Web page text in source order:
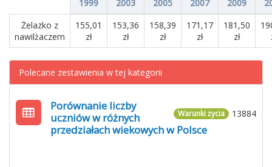
1999
2003 2005 2007 2009
Żelazko z
nawilżaczem
155,01
zł
153,36
zł
158,39
zł
171,17
zł
181,50
zł
Polecane zestawienia w tej kategorii
13884
Warunki życia
Porównanie liczby
uczniów w różnych
przedziałach wiekowych w Polsce